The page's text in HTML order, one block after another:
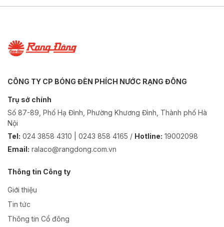
CÔNG TY CP BÓNG ĐÈN PHÍCH NƯỚC RẠNG ĐÔNG
Trụ sở chính
Số 87-89, Phố Hạ Đình, Phường Khương Đình, Thành phố Hà
Nội
Tel: 024 3858 4310 | 0243 858 4165 / Hotline: 19002098
Email: ralaco@rangdong.com.vn
Thông tin Công ty
Giới thiệu
Tin tức
Thông tin Cổ đông